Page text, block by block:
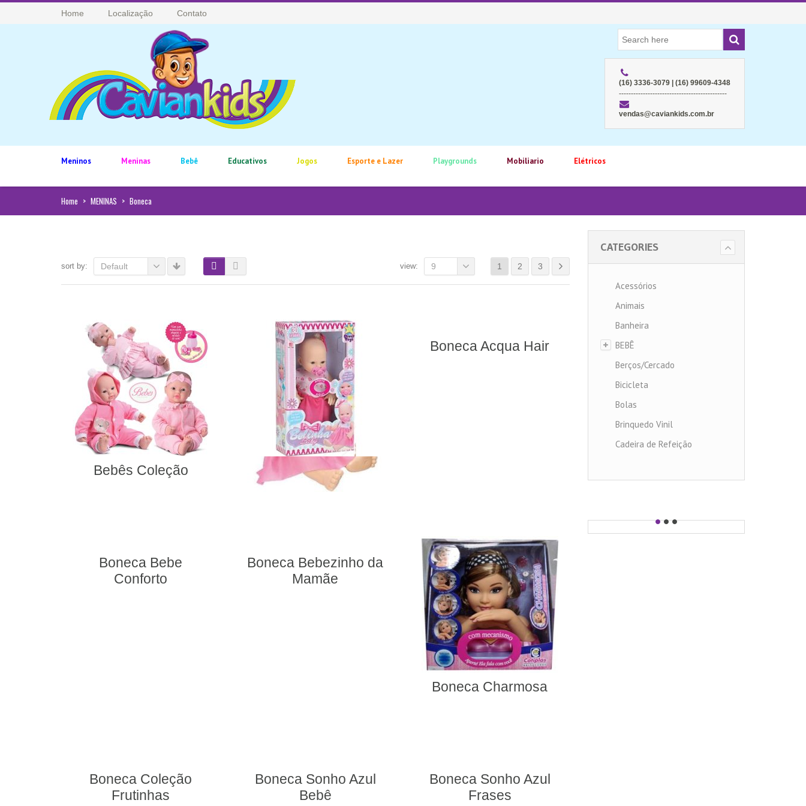
Home Localização Contato
(16) 3336-3079 | (16) 99609-4348
---------------------------------------------
vendas@caviankids.com.br
Meninos Meninas Bebê Educativos Jogos Esporte e Lazer Playgrounds Mobiliario Elétricos
Home > MENINAS > Boneca
sort by: Default 1 2 3
view: 9
Bebês Coleção Belinha Baby
Boneca Acqua Hair
Boneca Bebe
Conforto
Boneca Bebezinho da
Mamãe
Boneca Charmosa
Boneca Coleção
Frutinhas
Boneca Sonho Azul
Bebê
Boneca Sonho Azul
Frases
CATEGORIES
Acessórios
Animais
Banheira
BEBÊ
Berços/Cercado
Bicicleta
Bolas
Brinquedo Vinil
Cadeira de Refeição
Carrinhos diversos
Chocalhos